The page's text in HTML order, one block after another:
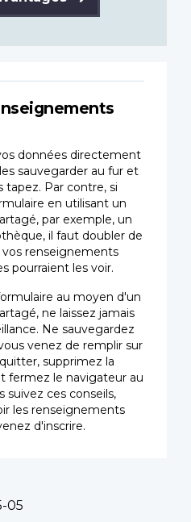
données directement
sauvegarder au fur et
tapez. Par contre, si
en utilisant un
par exemple, un
il faut doubler de
renseignements
pourraient les voir.
au moyen d'un
ne laissez jamais
Ne sauvegardez
venez de remplir sur
supprimez la
fermez le navigateur au
suivez ces conseils,
les renseignements
d'inscrire.
05